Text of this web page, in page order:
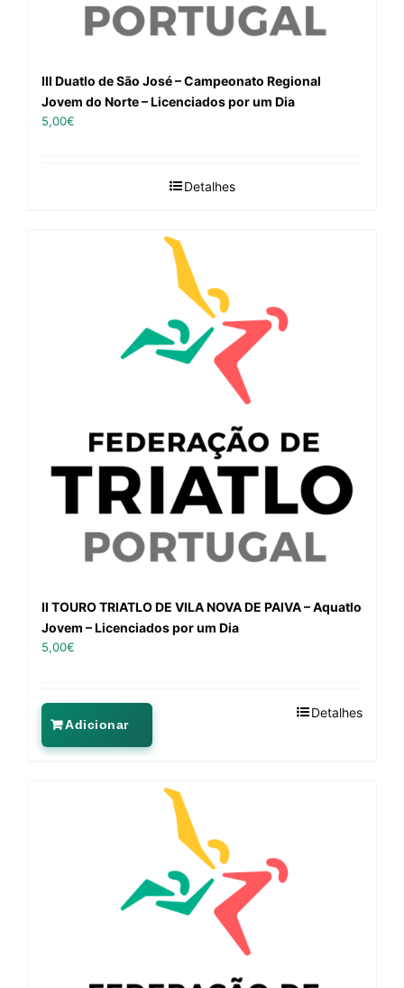
III Duatlo de São José – Campeonato Regional
Jovem do Norte – Licenciados por um Dia
5,00€
Detalhes
II TOURO TRIATLO DE VILA NOVA DE PAIVA – Aquatlo
Jovem – Licenciados por um Dia
5,00€
Adicionar
Detalhes